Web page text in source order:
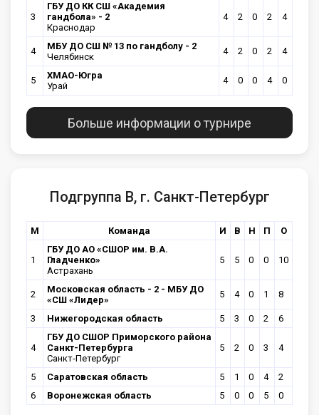
3
ГБУ ДО КК СШ «Академия
гандбола» - 2
Краснодар
4 2 0 2 4
4
МБУ ДО СШ № 13 по гандболу - 2
Челябинск
4 2 0 2 4
5
ХМАО-Югра
Урай
4 0 0 4 0
Больше информации о турнире
Подгруппа В, г. Санкт-Петербург
М Команда И В Н П О
1
ГБУ ДО АО «СШОР им. В.А.
Гладченко»
Астрахань
5 5 0 0 10
2
Московская область - 2 - МБУ ДО
«СШ «Лидер»
5 4 0 1 8
3 Нижегородская область 5 3 0 2 6
4
ГБУ ДО СШОР Приморского района
Санкт-Петербурга
Санкт-Петербург
5 2 0 3 4
5 Саратовская область 5 1 0 4
2
6
Воронежская область 5 0 0 5 0